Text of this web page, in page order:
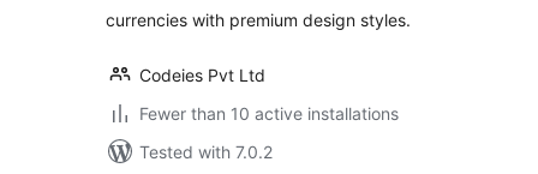
currencies with premium design styles.
Codeies Pvt Ltd
Fewer than 10 active installations
Tested with 7.0.2